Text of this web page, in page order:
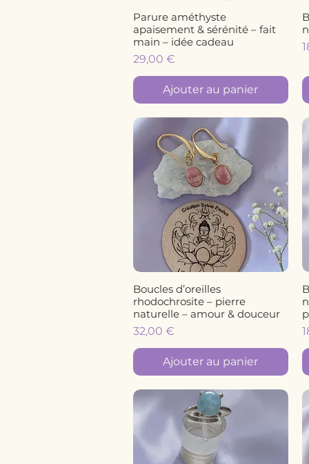
Aperçu rapide
Parure améthyste
apaisement & sérénité – fait
main – idée cadeau
Prix
29,00 €
Ajouter au panier
Aperçu rapide
Boucles d’oreilles
rhodochrosite – pierre
naturelle – amour & douceur
Prix
32,00 €
Ajouter au panier